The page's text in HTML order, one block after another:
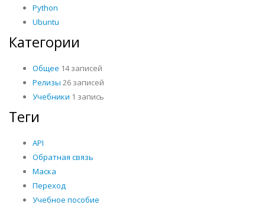
Python
Ubuntu
Категории
Общее 14 записей
Релизы 26 записей
Учебники 1 запись
Теги
API
Обратная связь
Маска
Переход
Учебное пособие